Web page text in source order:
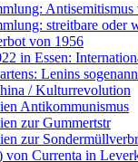
Antisemitismus
streitbare oder
von 1956
in Essen:
Lenins
/ Kulturrevolution
Antikommunismus
zur Gummertstr
zur
Currenta in